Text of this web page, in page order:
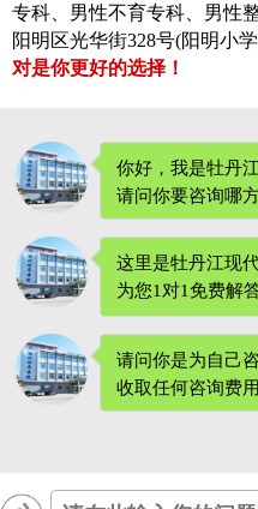
专科、男性不育专科、男性
阳明区光华街328号(阳明小
对是你更好的选择！
你好，我是牡丹
请问你要咨询哪
这里是牡丹江现
为您1对1免费解答
请问你是为自己
收取任何咨询费用